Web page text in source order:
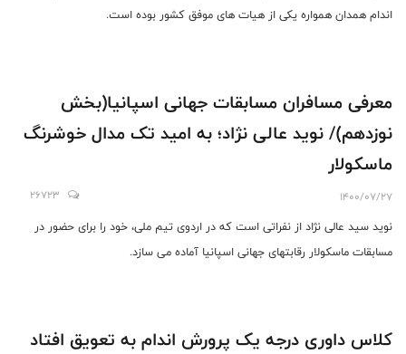
اندام همدان همواره یکی از هیات های موفق کشور بوده است.
معرفی مسافران مسابقات جهانی اسپانیا(بخش
نوزدهم)/ نوید عالی نژاد؛ به امید تک مدال خوشرنگ
ماسکولار
1400/07/27
26723
نوید سید عالی نژاد از نفراتی است که در اردوی تیم ملی، خود را برای حضور در
مسابقات ماسکولار رقابتهای جهانی اسپانیا آماده می سازد.
کلاس داوری درجه یک پرورش اندام به تعویق افتاد